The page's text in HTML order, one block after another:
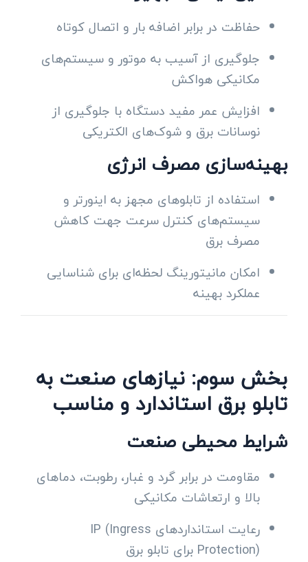
حفاظت در برابر اضافه بار و اتصال کوتاه
جلوگیری از آسیب به موتور و سیستم‌های
مکانیکی هواکش
افزایش عمر مفید دستگاه با جلوگیری از
نوسانات برق و شوک‌های الکتریکی
بهینه‌سازی مصرف انرژی
استفاده از تابلوهای مجهز به اینورتر و
سیستم‌های کنترل سرعت جهت کاهش
مصرف برق
امکان مانیتورینگ لحظه‌ای برای شناسایی
عملکرد بهینه
بخش سوم: نیازهای صنعت به
تابلو برق استاندارد و مناسب
شرایط محیطی صنعت
مقاومت در برابر گرد و غبار، رطوبت، دماهای
بالا و ارتعاشات مکانیکی
رعایت استانداردهای IP (Ingress
Protection) برای تابلو برق